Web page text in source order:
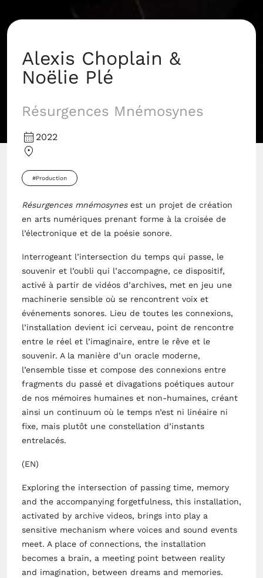
Alexis Choplain &
Noëlie Plé
Résurgences Mnémosynes
2022
#Production
Résurgences mnémosynes est un projet de création
en arts numériques prenant forme à la croisée de
l’électronique et de la poésie sonore.
Interrogeant l’intersection du temps qui passe, le
souvenir et l’oubli qui l’accompagne, ce dispositif,
activé à partir de vidéos d’archives, met en jeu une
machinerie sensible où se rencontrent voix et
événements sonores. Lieu de toutes les connexions,
l’installation devient ici cerveau, point de rencontre
entre le réel et l’imaginaire, entre le rêve et le
souvenir. A la manière d’un oracle moderne,
l’ensemble tisse et compose des connexions entre
fragments du passé et divagations poétiques autour
de nos mémoires humaines et non-humaines, créant
ainsi un continuum où le temps n’est ni linéaire ni
fixe, mais plutôt une constellation d’instants
entrelacés.
(EN)
Exploring the intersection of passing time, memory
and the accompanying forgetfulness, this installation,
activated by archive videos, brings into play a
sensitive mechanism where voices and sound events
meet. A place of connections, the installation
becomes a brain, a meeting point between reality
and imagination, between dreams and memories.